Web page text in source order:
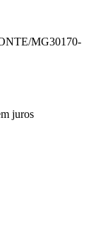
MG30170-
juros